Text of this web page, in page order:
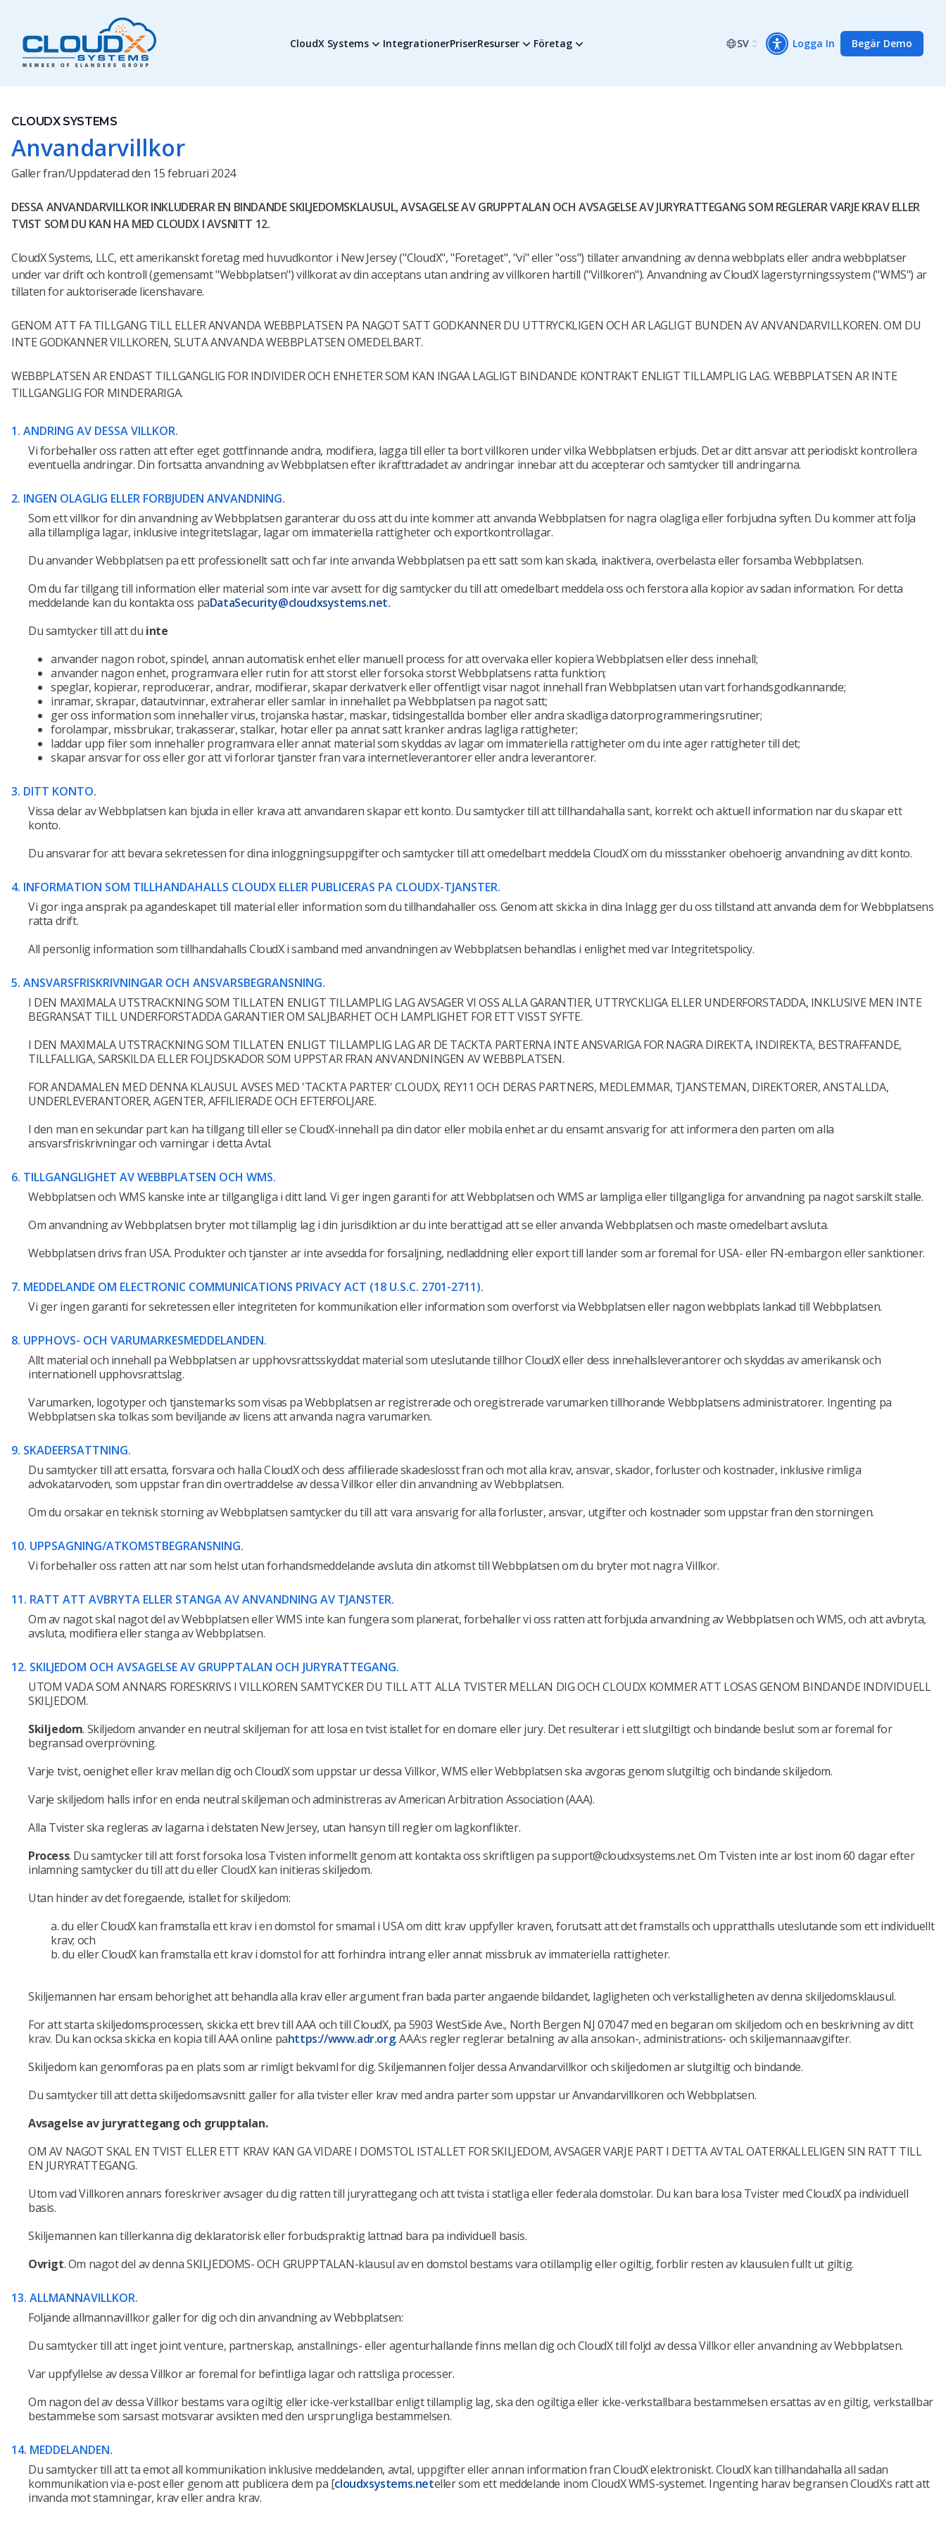
CloudX Systems IntegrationerPriserResurser Företag SV Logga In Begär Demo
CLOUDX SYSTEMS
Anvandarvillkor
Galler fran/Uppdaterad den 15 februari 2024
DESSA ANVANDARVILLKOR INKLUDERAR EN BINDANDE SKILJEDOMSKLAUSUL, AVSAGELSE AV GRUPPTALAN OCH AVSAGELSE AV JURYRATTEGANG SOM REGLERAR VARJE KRAV ELLER
TVIST SOM DU KAN HA MED CLOUDX I AVSNITT 12.
CloudX Systems, LLC, ett amerikanskt foretag med huvudkontor i New Jersey ("CloudX", "Foretaget", "vi" eller "oss") tillater anvandning av denna webbplats eller andra webbplatser
under var drift och kontroll (gemensamt "Webbplatsen") villkorat av din acceptans utan andring av villkoren hartill ("Villkoren"). Anvandning av CloudX lagerstyrningssystem ("WMS") ar
tillaten for auktoriserade licenshavare.
GENOM ATT FA TILLGANG TILL ELLER ANVANDA WEBBPLATSEN PA NAGOT SATT GODKANNER DU UTTRYCKLIGEN OCH AR LAGLIGT BUNDEN AV ANVANDARVILLKOREN. OM DU
INTE GODKANNER VILLKOREN, SLUTA ANVANDA WEBBPLATSEN OMEDELBART.
WEBBPLATSEN AR ENDAST TILLGANGLIG FOR INDIVIDER OCH ENHETER SOM KAN INGAA LAGLIGT BINDANDE KONTRAKT ENLIGT TILLAMPLIG LAG. WEBBPLATSEN AR INTE
TILLGANGLIG FOR MINDERARIGA.
1. ANDRING AV DESSA VILLKOR.
Vi forbehaller oss ratten att efter eget gottfinnande andra, modifiera, lagga till eller ta bort villkoren under vilka Webbplatsen erbjuds. Det ar ditt ansvar att periodiskt kontrollera
eventuella andringar. Din fortsatta anvandning av Webbplatsen efter ikrafttradadet av andringar innebar att du accepterar och samtycker till andringarna.
2. INGEN OLAGLIG ELLER FORBJUDEN ANVANDNING.
Som ett villkor for din anvandning av Webbplatsen garanterar du oss att du inte kommer att anvanda Webbplatsen for nagra olagliga eller forbjudna syften. Du kommer att folja
alla tillampliga lagar, inklusive integritetslagar, lagar om immateriella rattigheter och exportkontrollagar.
Du anvander Webbplatsen pa ett professionellt satt och far inte anvanda Webbplatsen pa ett satt som kan skada, inaktivera, overbelasta eller forsamba Webbplatsen.
Om du far tillgang till information eller material som inte var avsett for dig samtycker du till att omedelbart meddela oss och ferstora alla kopior av sadan information. For detta
meddelande kan du kontakta oss paDataSecurity@cloudxsystems.net.
Du samtycker till att du inte
anvander nagon robot, spindel, annan automatisk enhet eller manuell process for att overvaka eller kopiera Webbplatsen eller dess innehall;
anvander nagon enhet, programvara eller rutin for att storst eller forsoka storst Webbplatsens ratta funktion;
speglar, kopierar, reproducerar, andrar, modifierar, skapar derivatverk eller offentligt visar nagot innehall fran Webbplatsen utan vart forhandsgodkannande;
inramar, skrapar, datautvinnar, extraherar eller samlar in innehallet pa Webbplatsen pa nagot satt;
ger oss information som innehaller virus, trojanska hastar, maskar, tidsingestallda bomber eller andra skadliga datorprogrammeringsrutiner;
forolampar, missbrukar, trakasserar, stalkar, hotar eller pa annat satt kranker andras lagliga rattigheter;
laddar upp filer som innehaller programvara eller annat material som skyddas av lagar om immateriella rattigheter om du inte ager rattigheter till det;
skapar ansvar for oss eller gor att vi forlorar tjanster fran vara internetleverantorer eller andra leverantorer.
3. DITT KONTO.
Vissa delar av Webbplatsen kan bjuda in eller krava att anvandaren skapar ett konto. Du samtycker till att tillhandahalla sant, korrekt och aktuell information nar du skapar ett
konto.
Du ansvarar for att bevara sekretessen for dina inloggningsuppgifter och samtycker till att omedelbart meddela CloudX om du missstanker obehoerig anvandning av ditt konto.
4. INFORMATION SOM TILLHANDAHALLS CLOUDX ELLER PUBLICERAS PA CLOUDX-TJANSTER.
Vi gor inga ansprak pa agandeskapet till material eller information som du tillhandahaller oss. Genom att skicka in dina Inlagg ger du oss tillstand att anvanda dem for Webbplatsens
ratta drift.
All personlig information som tillhandahalls CloudX i samband med anvandningen av Webbplatsen behandlas i enlighet med var Integritetspolicy.
5. ANSVARSFRISKRIVNINGAR OCH ANSVARSBEGRANSNING.
I DEN MAXIMALA UTSTRACKNING SOM TILLATEN ENLIGT TILLAMPLIG LAG AVSAGER VI OSS ALLA GARANTIER, UTTRYCKLIGA ELLER UNDERFORSTADDA, INKLUSIVE MEN INTE
BEGRANSAT TILL UNDERFORSTADDA GARANTIER OM SALJBARHET OCH LAMPLIGHET FOR ETT VISST SYFTE.
I DEN MAXIMALA UTSTRACKNING SOM TILLATEN ENLIGT TILLAMPLIG LAG AR DE TACKTA PARTERNA INTE ANSVARIGA FOR NAGRA DIREKTA, INDIREKTA, BESTRAFFANDE,
TILLFALLIGA, SARSKILDA ELLER FOLJDSKADOR SOM UPPSTAR FRAN ANVANDNINGEN AV WEBBPLATSEN.
FOR ANDAMALEN MED DENNA KLAUSUL AVSES MED 'TACKTA PARTER' CLOUDX, REY11 OCH DERAS PARTNERS, MEDLEMMAR, TJANSTEMAN, DIREKTORER, ANSTALLDA,
UNDERLEVERANTORER, AGENTER, AFFILIERADE OCH EFTERFOLJARE.
I den man en sekundar part kan ha tillgang till eller se CloudX-innehall pa din dator eller mobila enhet ar du ensamt ansvarig for att informera den parten om alla
ansvarsfriskrivningar och varningar i detta Avtal.
6. TILLGANGLIGHET AV WEBBPLATSEN OCH WMS.
Webbplatsen och WMS kanske inte ar tillgangliga i ditt land. Vi ger ingen garanti for att Webbplatsen och WMS ar lampliga eller tillgangliga for anvandning pa nagot sarskilt stalle.
Om anvandning av Webbplatsen bryter mot tillamplig lag i din jurisdiktion ar du inte berattigad att se eller anvanda Webbplatsen och maste omedelbart avsluta.
Webbplatsen drivs fran USA. Produkter och tjanster ar inte avsedda for forsaljning, nedladdning eller export till lander som ar foremal for USA- eller FN-embargon eller sanktioner.
7. MEDDELANDE OM ELECTRONIC COMMUNICATIONS PRIVACY ACT (18 U.S.C. 2701-2711).
Vi ger ingen garanti for sekretessen eller integriteten for kommunikation eller information som overforst via Webbplatsen eller nagon webbplats lankad till Webbplatsen.
8. UPPHOVS- OCH VARUMARKESMEDDELANDEN.
Allt material och innehall pa Webbplatsen ar upphovsrattsskyddat material som uteslutande tillhor CloudX eller dess innehallsleverantorer och skyddas av amerikansk och
internationell upphovsrattslag.
Varumarken, logotyper och tjanstemarks som visas pa Webbplatsen ar registrerade och oregistrerade varumarken tillhorande Webbplatsens administratorer. Ingenting pa
Webbplatsen ska tolkas som beviljande av licens att anvanda nagra varumarken.
9. SKADEERSATTNING.
Du samtycker till att ersatta, forsvara och halla CloudX och dess affilierade skadeslosst fran och mot alla krav, ansvar, skador, forluster och kostnader, inklusive rimliga
advokatarvoden, som uppstar fran din overtraddelse av dessa Villkor eller din anvandning av Webbplatsen.
Om du orsakar en teknisk storning av Webbplatsen samtycker du till att vara ansvarig for alla forluster, ansvar, utgifter och kostnader som uppstar fran den storningen.
10. UPPSAGNING/ATKOMSTBEGRANSNING.
Vi forbehaller oss ratten att nar som helst utan forhandsmeddelande avsluta din atkomst till Webbplatsen om du bryter mot nagra Villkor.
11. RATT ATT AVBRYTA ELLER STANGA AV ANVANDNING AV TJANSTER.
Om av nagot skal nagot del av Webbplatsen eller WMS inte kan fungera som planerat, forbehaller vi oss ratten att forbjuda anvandning av Webbplatsen och WMS, och att avbryta,
avsluta, modifiera eller stanga av Webbplatsen.
12. SKILJEDOM OCH AVSAGELSE AV GRUPPTALAN OCH JURYRATTEGANG.
UTOM VADA SOM ANNARS FORESKRIVS I VILLKOREN SAMTYCKER DU TILL ATT ALLA TVISTER MELLAN DIG OCH CLOUDX KOMMER ATT LOSAS GENOM BINDANDE INDIVIDUELL
SKILJEDOM.
Skiljedom. Skiljedom anvander en neutral skiljeman for att losa en tvist istallet for en domare eller jury. Det resulterar i ett slutgiltigt och bindande beslut som ar foremal for
begransad overprövning.
Varje tvist, oenighet eller krav mellan dig och CloudX som uppstar ur dessa Villkor, WMS eller Webbplatsen ska avgoras genom slutgiltig och bindande skiljedom.
Varje skiljedom halls infor en enda neutral skiljeman och administreras av American Arbitration Association (AAA).
Alla Tvister ska regleras av lagarna i delstaten New Jersey, utan hansyn till regler om lagkonflikter.
Process. Du samtycker till att forst forsoka losa Tvisten informellt genom att kontakta oss skriftligen pa support@cloudxsystems.net. Om Tvisten inte ar lost inom 60 dagar efter
inlamning samtycker du till att du eller CloudX kan initieras skiljedom.
Utan hinder av det foregaende, istallet for skiljedom:
a. du eller CloudX kan framstalla ett krav i en domstol for smamal i USA om ditt krav uppfyller kraven, forutsatt att det framstalls och uppratthalls uteslutande som ett individuellt
krav; och
b. du eller CloudX kan framstalla ett krav i domstol for att forhindra intrang eller annat missbruk av immateriella rattigheter.
Skiljemannen har ensam behorighet att behandla alla krav eller argument fran bada parter angaende bildandet, lagligheten och verkstalligheten av denna skiljedomsklausul.
For att starta skiljedomsprocessen, skicka ett brev till AAA och till CloudX, pa 5903 WestSide Ave., North Bergen NJ 07047 med en begaran om skiljedom och en beskrivning av ditt
krav. Du kan ocksa skicka en kopia till AAA online pahttps://www.adr.org. AAA:s regler reglerar betalning av alla ansokan-, administrations- och skiljemannaavgifter.
Skiljedom kan genomforas pa en plats som ar rimligt bekvaml for dig. Skiljemannen foljer dessa Anvandarvillkor och skiljedomen ar slutgiltig och bindande.
Du samtycker till att detta skiljedomsavsnitt galler for alla tvister eller krav med andra parter som uppstar ur Anvandarvillkoren och Webbplatsen.
Avsagelse av juryrattegang och grupptalan.
OM AV NAGOT SKAL EN TVIST ELLER ETT KRAV KAN GA VIDARE I DOMSTOL ISTALLET FOR SKILJEDOM, AVSAGER VARJE PART I DETTA AVTAL OATERKALLELIGEN SIN RATT TILL
EN JURYRATTEGANG.
Utom vad Villkoren annars foreskriver avsager du dig ratten till juryrattegang och att tvista i statliga eller federala domstolar. Du kan bara losa Tvister med CloudX pa individuell
basis.
Skiljemannen kan tillerkanna dig deklaratorisk eller forbudspraktig lattnad bara pa individuell basis.
Ovrigt.Om nagot del av denna SKILJEDOMS- OCH GRUPPTALAN-klausul av en domstol bestams vara otillamplig eller ogiltig, forblir resten av klausulen fullt ut giltig.
13. ALLMANNAVILLKOR.
Foljande allmannavillkor galler for dig och din anvandning av Webbplatsen:
Du samtycker till att inget joint venture, partnerskap, anstallnings- eller agenturhallande finns mellan dig och CloudX till foljd av dessa Villkor eller anvandning av Webbplatsen.
Var uppfyllelse av dessa Villkor ar foremal for befintliga lagar och rattsliga processer.
Om nagon del av dessa Villkor bestams vara ogiltig eller icke-verkstallbar enligt tillamplig lag, ska den ogiltiga eller icke-verkstallbara bestammelsen ersattas av en giltig, verkstallbar
bestammelse som sarsast motsvarar avsikten med den ursprungliga bestammelsen.
14. MEDDELANDEN.
Du samtycker till att ta emot all kommunikation inklusive meddelanden, avtal, uppgifter eller annan information fran CloudX elektroniskt. CloudX kan tillhandahalla all sadan
kommunikation via e-post eller genom att publicera dem pa [cloudxsystems.neteller som ett meddelande inom CloudX WMS-systemet. Ingenting harav begransen CloudX:s ratt att
invanda mot stamningar, krav eller andra krav.